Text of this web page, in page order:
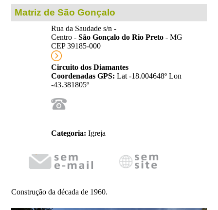
Matriz de São Gonçalo
Rua da Saudade s/n -
Centro - São Gonçalo do Rio Preto - MG
CEP 39185-000
Circuito dos Diamantes
Coordenadas GPS: Lat -18.004648º Lon
-43.381805º
Categoria: Igreja
Construção da década de 1960.